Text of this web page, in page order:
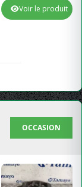
Voir le produit
OCCASION